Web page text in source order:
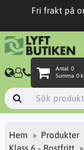
Fri frakt på
Antal 0
Summa 0
Hem Produkter